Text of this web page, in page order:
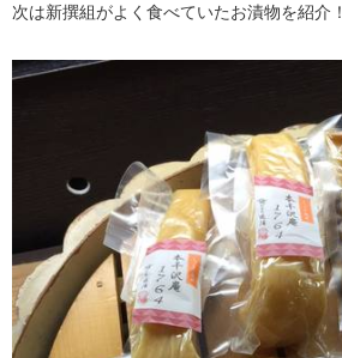
次は新撰組がよく食べていたお漬物を紹介！